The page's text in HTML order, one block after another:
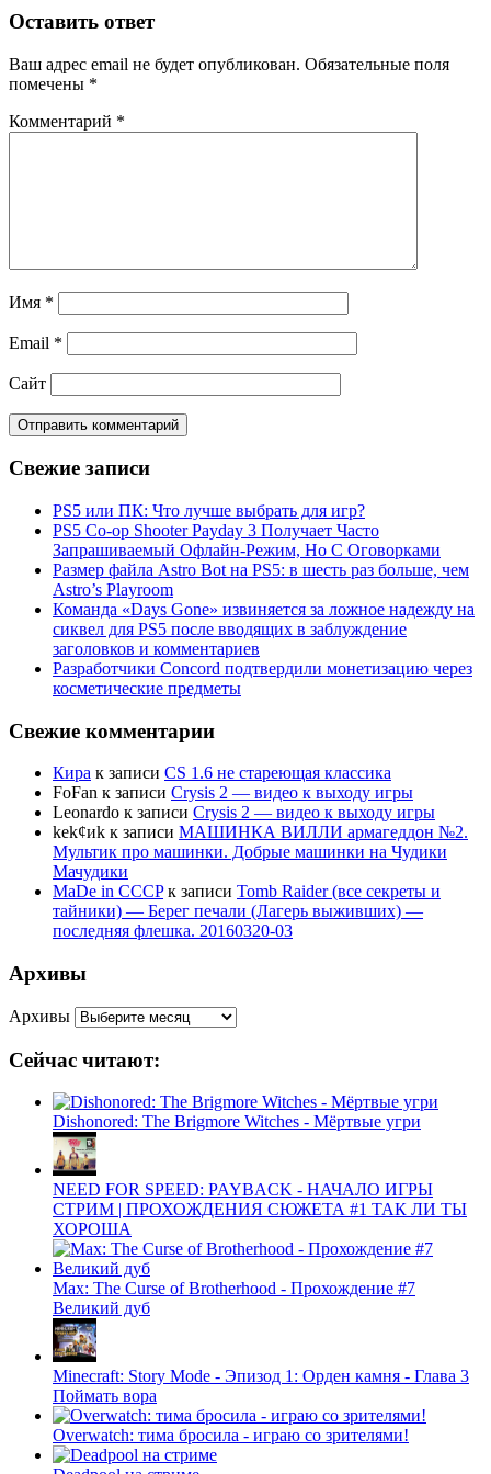
Оставить ответ
Ваш адрес email не будет опубликован. Обязательные поля
помечены *
Комментарий *
Имя *
Email *
Сайт
Свежие записи
PS5 или ПК: Что лучше выбрать для игр?
PS5 Co-op Shooter Payday 3 Получает Часто
Запрашиваемый Офлайн-Режим, Но С Оговорками
Размер файла Astro Bot на PS5: в шесть раз больше, чем
Astro’s Playroom
Команда «Days Gone» извиняется за ложное надежду на
сиквел для PS5 после вводящих в заблуждение
заголовков и комментариев
Разработчики Concord подтвердили монетизацию через
косметические предметы
Свежие комментарии
Кира к записи CS 1.6 не стареющая классика
FoFan к записи Crysis 2 — видео к выходу игры
Leonardo к записи Crysis 2 — видео к выходу игры
kek¢иk к записи МАШИНКА ВИЛЛИ армагеддон №2.
Мультик про машинки. Добрые машинки на Чудики
Мачудики
MaDe in CCCPк записи Tomb Raider (все секреты и
тайники) — Берег печали (Лагерь выживших) —
последняя флешка. 20160320-03
Архивы
Архивы
Сейчас читают:
Dishonored: The Brigmore Witches - Мёртвые угри
NEED FOR SPEED: PAYBACK - НАЧАЛО ИГРЫ
СТРИМ | ПРОХОЖДЕНИЯ СЮЖЕТА #1 ТАК ЛИ ТЫ
ХОРОША
Max: The Curse of Brotherhood - Прохождение #7
Великий дуб
Minecraft: Story Mode - Эпизод 1: Орден камня - Глава 3
Поймать вора
Overwatch: тима бросила - играю со зрителями!